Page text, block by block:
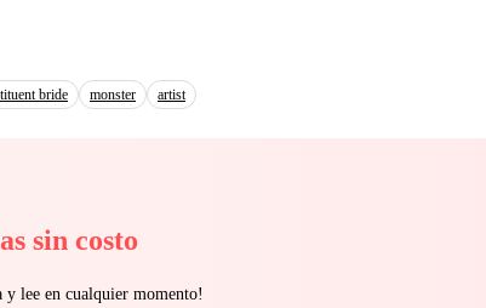
bride monster artist
sin costo
y lee en cualquier momento!